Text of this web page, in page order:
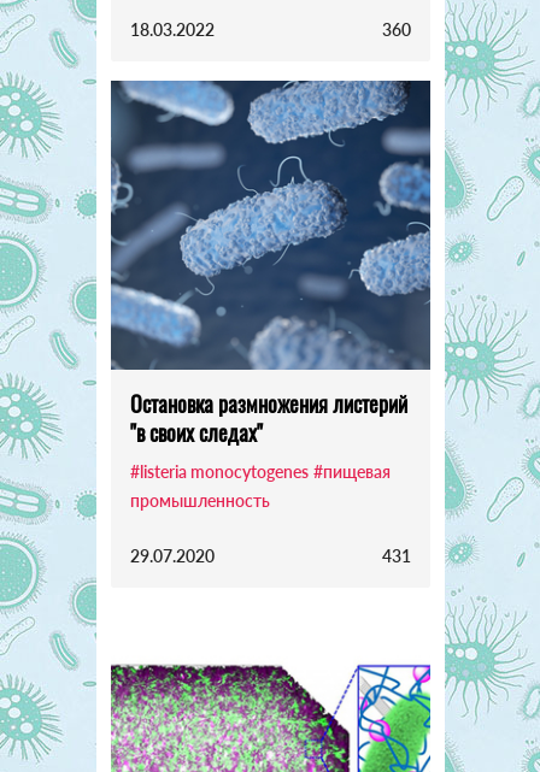
18.03.2022 360
Остановка размножения листерий
"в своих следах"
#listeria monocytogenes #пищевая
промышленность
29.07.2020 431